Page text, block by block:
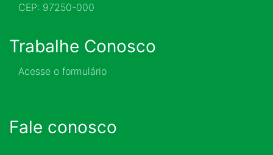
CEP: 97250-000
Trabalhe Conosco
Acesse o formulário
Fale conosco